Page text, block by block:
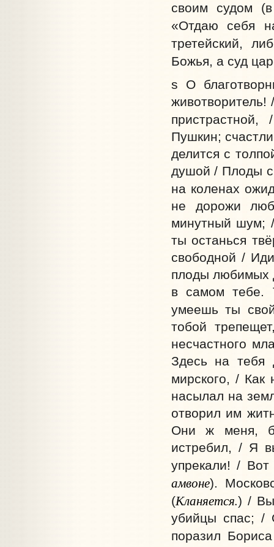
своим судом
«Отдаю себя
третейский,
Божья, а суд
s О
Пушкин;
делится с
душой / Плоды
на коленах
не дорожи
минутный шум;
ты останься
свободной /
плоды любимых
в самом тебе.
умеешь ты
тобой
несчастного
Здесь на
мирского, /
насылал на
отворил им
Они ж меня,
истребил, / Я
упрекали! /
амвоне).
(Кланяется.) / Вы
убийцы спас; /
поразил